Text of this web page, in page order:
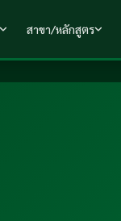
สาขา/หลักสูตร